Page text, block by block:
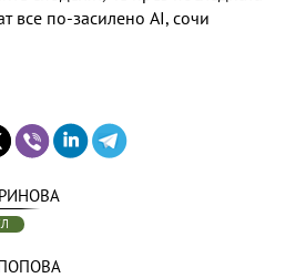
все по-засилено AI, сочи